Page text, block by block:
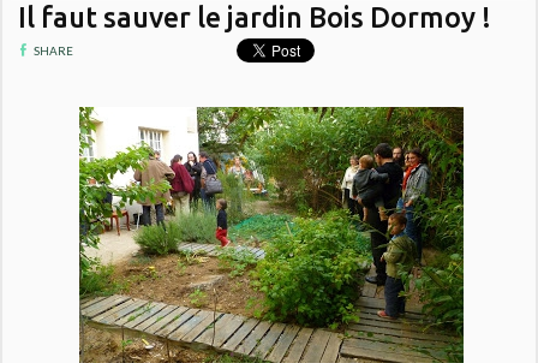
Il faut sauver le jardin Bois Dormoy !
SHARE